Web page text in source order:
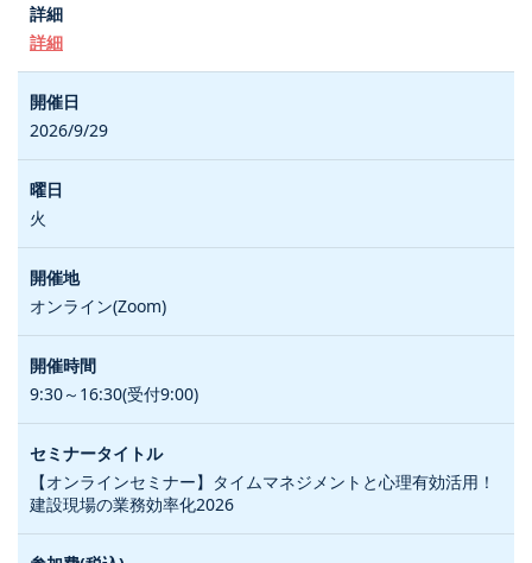
詳細
2026/9/29
火
オンライン(Zoom)
9:30～16:30(受付9:00)
【オンラインセミナー】タイムマネジメントと心理有効活用！
建設現場の業務効率化2026